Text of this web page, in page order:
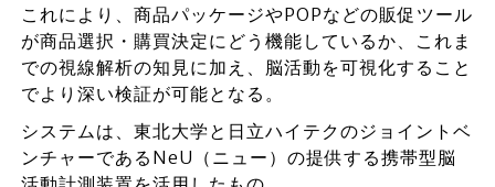
これにより、商品パッケージやPOPなどの販促ツール
が商品選択・購買決定にどう機能しているか、これま
での視線解析の知見に加え、脳活動を可視化すること
でより深い検証が可能となる。
システムは、東北大学と日立ハイテクのジョイントベ
ンチャーであるNeU（ニュー）の提供する携帯型脳